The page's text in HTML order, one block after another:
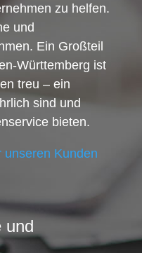
zu helfen.
und
Ein Großteil
Württemberg ist
treu – ein
sind und
bieten.
unseren Kunden
und